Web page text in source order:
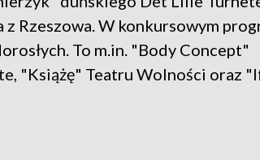
Rzeszowa. W konkursowym
To m.in. "Body Concept"
"Książę" Teatru Wolności oraz